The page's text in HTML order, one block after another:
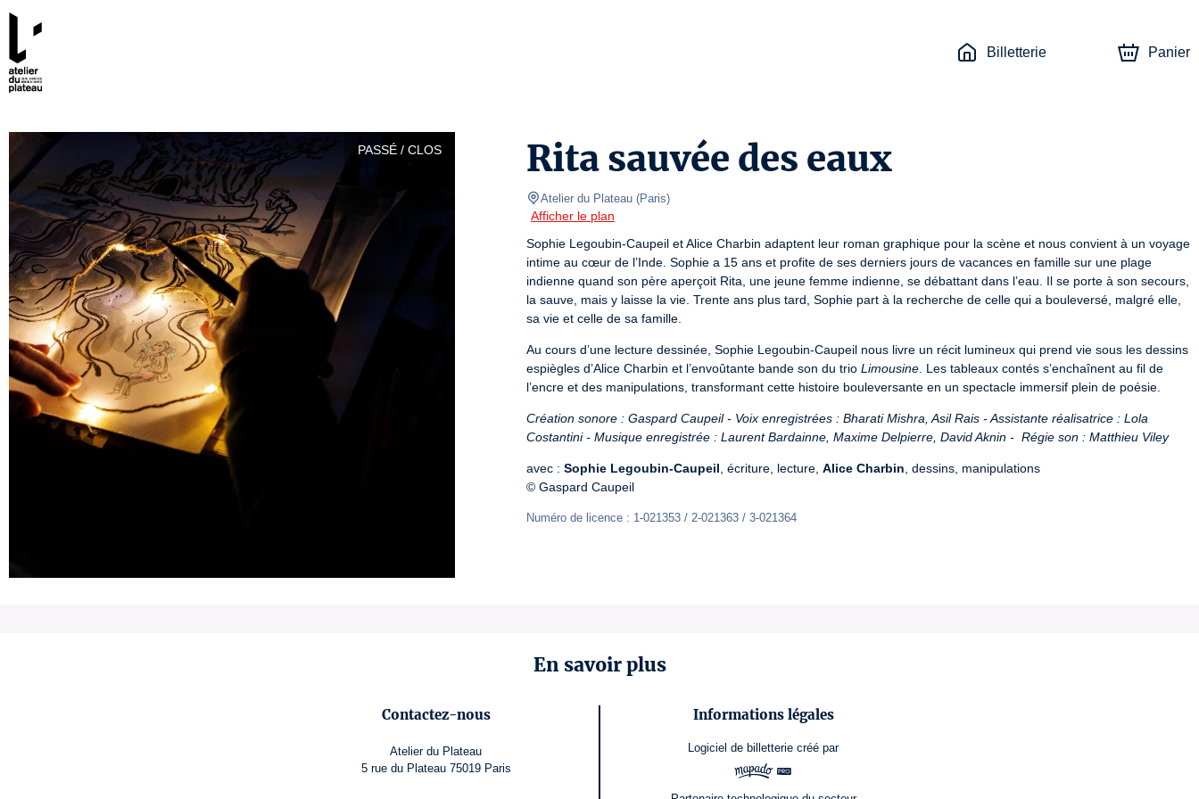
Billetterie Panier
PASSÉ / CLOS Rita sauvée des eaux
Atelier du Plateau (Paris)
Afficher le plan
Sophie Legoubin-Caupeil et Alice Charbin adaptent leur roman graphique pour la scène et nous convient à un voyage
intime au cœur de l’Inde. Sophie a 15 ans et profite de ses derniers jours de vacances en famille sur une plage
indienne quand son père aperçoit Rita, une jeune femme indienne, se débattant dans l’eau. Il se porte à son secours,
la sauve, mais y laisse la vie. Trente ans plus tard, Sophie part à la recherche de celle qui a bouleversé, malgré elle,
sa vie et celle de sa famille.
Au cours d’une lecture dessinée, Sophie Legoubin-Caupeil nous livre un récit lumineux qui prend vie sous les dessins
espiègles d’Alice Charbin et l’envoûtante bande son du trio Limousine . Les tableaux contés s’enchaînent au fil de
l’encre et des manipulations, transformant cette histoire bouleversante en un spectacle immersif plein de poésie.
Création sonore : Gaspard Caupeil - Voix enregistrées : Bharati Mishra, Asil Rais - Assistante réalisatrice : Lola
Costantini - Musique enregistrée : Laurent Bardainne, Maxime Delpierre, David Aknin -  Régie son : Matthieu Viley
avec : Sophie Legoubin-Caupeil , écriture, lecture, Alice Charbin , dessins, manipulations
© Gaspard Caupeil
Numéro de licence : 1-021353 / 2-021363 / 3-021364
En savoir plus
Contactez-nous
Atelier du Plateau
5 rue du Plateau 75019 Paris
Informations légales
Logiciel de billetterie créé par